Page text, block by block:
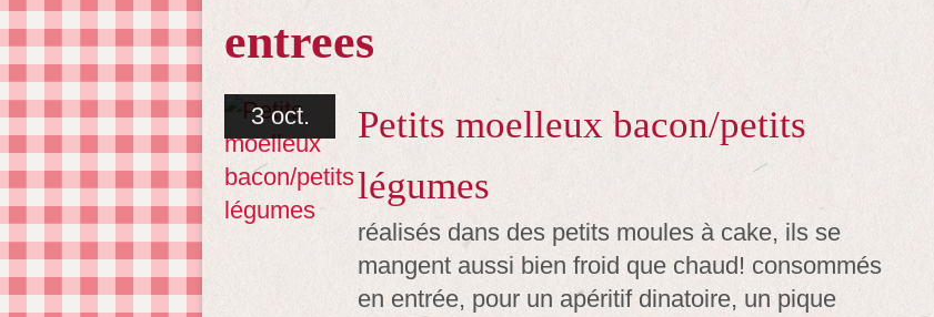
entrees
3 oct.
Petits moelleux bacon/petits
légumes
réalisés dans des petits moules à cake, ils se
mangent aussi bien froid que chaud! consommés
en entrée, pour un apéritif dinatoire, un pique